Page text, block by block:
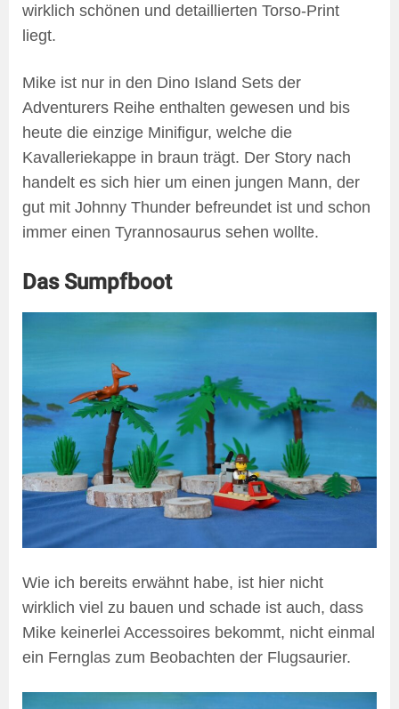
wirklich schönen und detaillierten Torso-Print
liegt.
Mike ist nur in den Dino Island Sets der
Adventurers Reihe enthalten gewesen und bis
heute die einzige Minifigur, welche die
Kavalleriekappe in braun trägt. Der Story nach
handelt es sich hier um einen jungen Mann, der
gut mit Johnny Thunder befreundet ist und schon
immer einen Tyrannosaurus sehen wollte.
Das Sumpfboot
Wie ich bereits erwähnt habe, ist hier nicht
wirklich viel zu bauen und schade ist auch, dass
Mike keinerlei Accessoires bekommt, nicht einmal
ein Fernglas zum Beobachten der Flugsaurier.